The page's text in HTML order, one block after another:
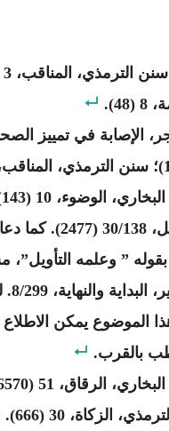
الفضائل، 30/
الموضوع يمكن
بالقرب.
الرقاق، 51 (6570).
الزكاة، 30 (666).